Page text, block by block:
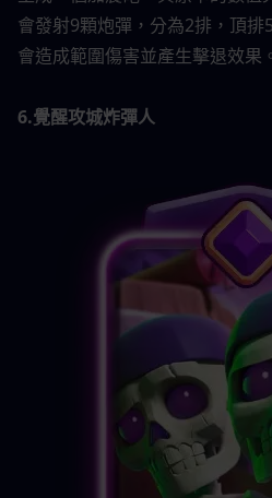
會發射9顆炮彈，分為2排，頂
會造成範圍傷害並產生擊退效果
6.覺醒攻城炸彈人